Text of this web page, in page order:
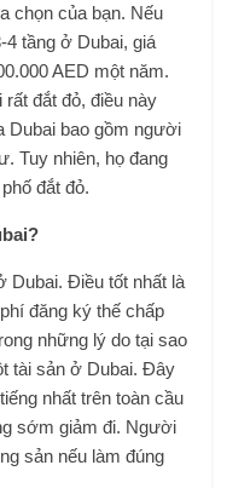
chọn của bạn. Nếu
4 tầng ở Dubai, giá
AED một năm.
đắt đỏ, điều này
Dubai bao gồm người
Tuy nhiên, họ đang
đắt đỏ.
Dubai. Điều tốt nhất là
đăng ký thế chấp
những lý do tại sao
tài sản ở Dubai. Đây
nhất trên toàn cầu
sớm giảm đi. Người
sản nếu làm đúng